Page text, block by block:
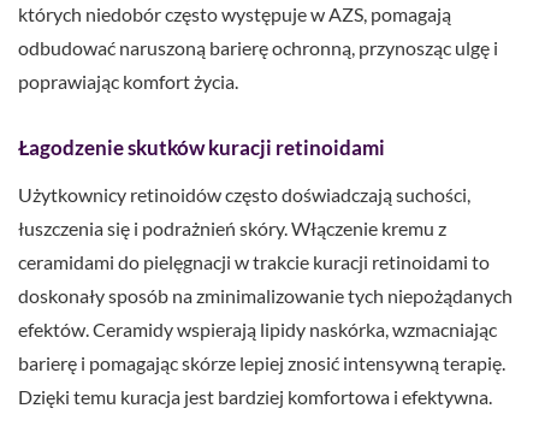
których niedobór często występuje w AZS, pomagają
odbudować naruszoną barierę ochronną, przynosząc ulgę i
poprawiając komfort życia.
Łagodzenie skutków kuracji retinoidami
Użytkownicy retinoidów często doświadczają suchości,
łuszczenia się i podrażnień skóry. Włączenie kremu z
ceramidami do pielęgnacji w trakcie kuracji retinoidami to
doskonały sposób na zminimalizowanie tych niepożądanych
efektów. Ceramidy wspierają lipidy naskórka, wzmacniając
barierę i pomagając skórze lepiej znosić intensywną terapię.
Dzięki temu kuracja jest bardziej komfortowa i efektywna.